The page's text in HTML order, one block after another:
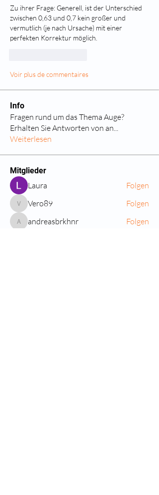
Zu ihrer Frage: Generell, ist der Unterschied
zwischen 0,63 und 0,7 kein großer und
vermutlich (je nach Ursache) mit einer
perfekten Korrektur möglich.
Voir plus de commentaires
Info
Fragen rund um das Thema Auge?
Erhalten Sie Antworten von an...
Weiterlesen
Mitglieder
Laura Folgen
Vero89Vero89 Folgen
andreasbrkhnr
andreasbrkhnr Folgen